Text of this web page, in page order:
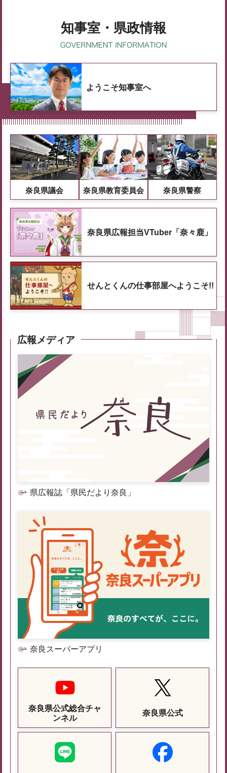
知事室・県政情報
ようこそ知事室へ
奈良県議会 奈良県教育委員会 奈良県警察
奈良県広報担当VTuber「奈々鹿」
せんとくんの仕事部屋へようこそ!!
広報メディア
県広報誌「県民だより奈良」
奈良スーパーアプリ
奈良県公式総合チャ
ンネル
奈良県公式